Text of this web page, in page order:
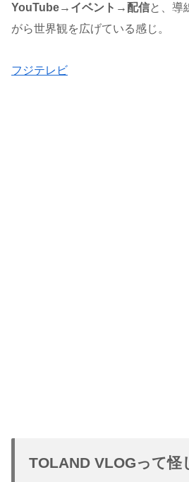
YouTube→イベント→配信と、導
がら世界観を広げている感じ。
フジテレビ
TOLAND VLOGって怪